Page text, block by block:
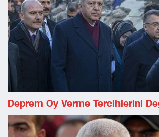
Deprem Oy Verme Tercihlerini